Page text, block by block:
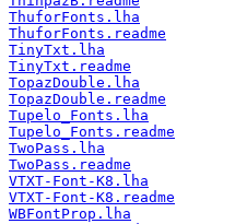
ThuforFonts.lha
ThuforFonts.readme
TinyTxt.lha
TinyTxt.readme
TopazDouble.lha
TopazDouble.readme
Tupelo_Fonts.lha
Tupelo_Fonts.readme
TwoPass.lha
TwoPass.readme
VTXT-Font-K8.lha
VTXT-Font-K8.readme
WBFontProp.lha